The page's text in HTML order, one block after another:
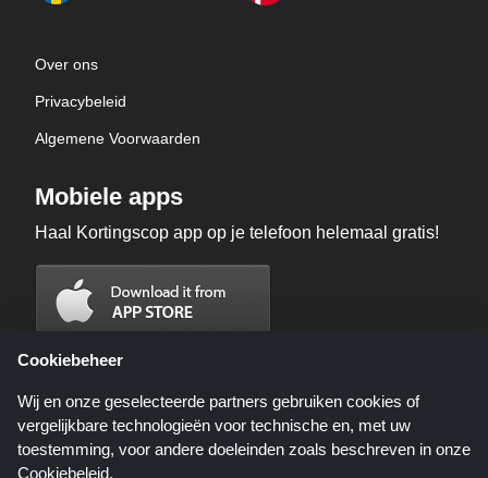
Over ons
Privacybeleid
Algemene Voorwaarden
Mobiele apps
Haal Kortingscop app op je telefoon helemaal gratis!
Cookiebeheer
Wij en onze geselecteerde partners gebruiken cookies of
vergelijkbare technologieën voor technische en, met uw
toestemming, voor andere doeleinden zoals beschreven in onze
Cookiebeleid.